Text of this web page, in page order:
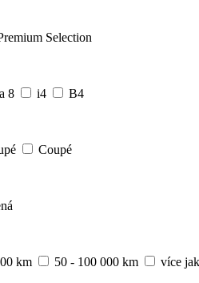
Selection
8 i4
B4
Coupé
km 50 - 100 000 km
více